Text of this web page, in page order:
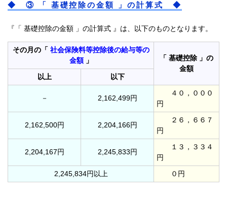
◆ ③ 「 基礎控除の金額 」の計算式 ◆
『「 基礎控除の金額 」の計算式 』は、以下のものとなります。
その月の「 社会保険料等控除後の給与等の
金額」
「 基礎控除 」の
金額
以上
以下
－ 2,162,499円
４０，０００
円
2,162,500円 2,204,166円
２６，６６７
円
2,204,167円 2,245,833円
１３，３３４
円
2,245,834円以上
０円